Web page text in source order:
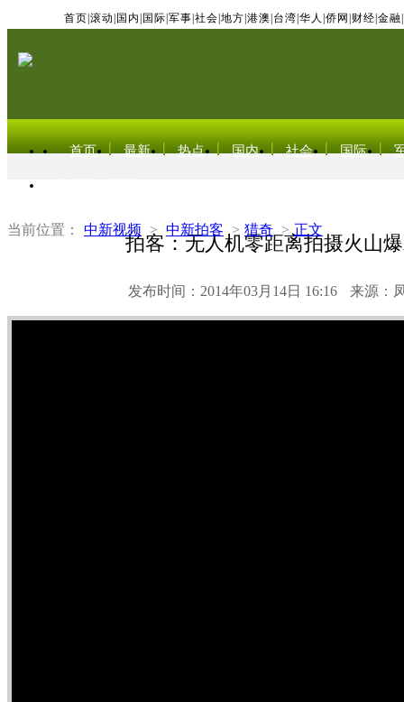
首页 滚动 国内 国际 军事 社会 地方 港澳 台湾 华人 侨网 财经 金融
首页 最新 热点 国内 社会 国际
当前位置： 中新视频 > 中新拍客 > 猎奇 > 正文
拍客：无人机零距离拍摄火山
发布时间：2014年03月14日 16:16 来源：